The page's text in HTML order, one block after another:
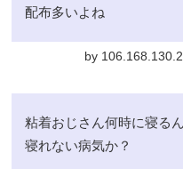
配布多いよね
by
粘着おじさん何時に寝る
寝れない病気か？